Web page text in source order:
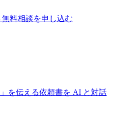
無料相談を申し込む
を伝える依頼書を AI と対話